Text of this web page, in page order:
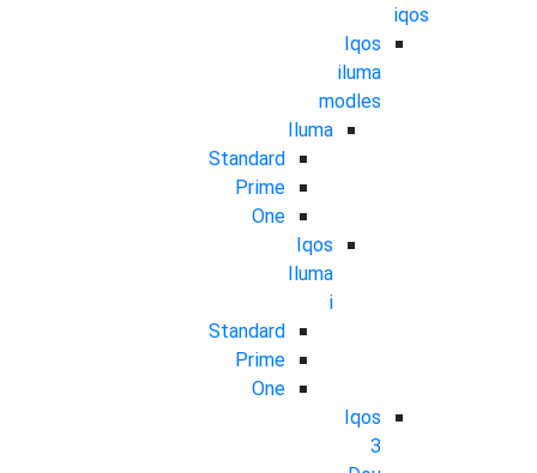
iqos
Iqos
iluma
modles
Iluma
Standard
Prime
One
Iqos
Iluma
i
Standard
Prime
One
Iqos
3